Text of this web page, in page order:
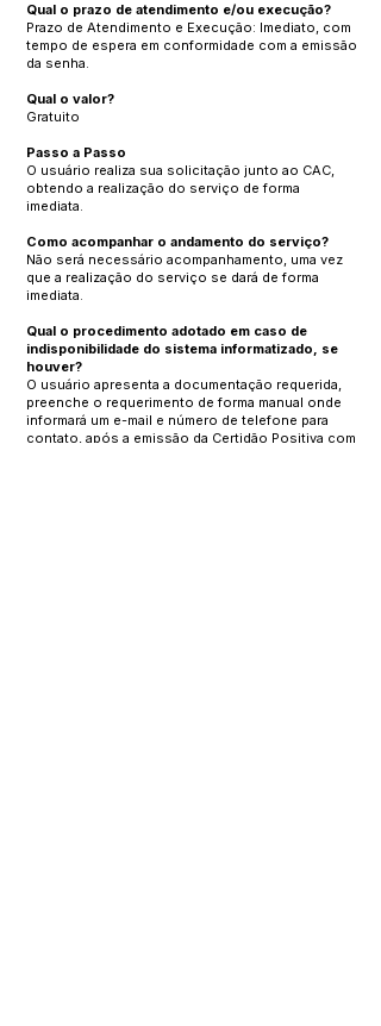
Qual o prazo de atendimento e/ou execução?
Prazo de Atendimento e Execução: Imediato, com
tempo de espera em conformidade com a emissão
da senha.
Qual o valor?
Gratuito
Passo a Passo
O usuário realiza sua solicitação junto ao CAC,
obtendo a realização do serviço de forma
imediata.
Como acompanhar o andamento do serviço?
Não será necessário acompanhamento, uma vez
que a realização do serviço se dará de forma
imediata.
Qual o procedimento adotado em caso de
indisponibilidade do sistema informatizado, se
houver?
O usuário apresenta a documentação requerida,
preenche o requerimento de forma manual onde
informará um e-mail e número de telefone para
contato, após a emissão da Certidão Positiva com